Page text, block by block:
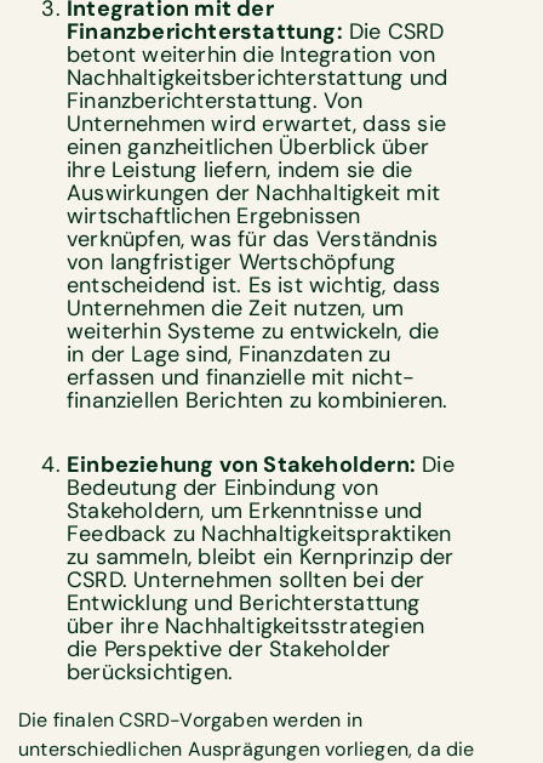
Integration mit der
Finanzberichterstattung: Die CSRD
betont weiterhin die Integration von
Nachhaltigkeitsberichterstattung und
Finanzberichterstattung. Von
Unternehmen wird erwartet, dass sie
einen ganzheitlichen Überblick über
ihre Leistung liefern, indem sie die
Auswirkungen der Nachhaltigkeit mit
wirtschaftlichen Ergebnissen
verknüpfen, was für das Verständnis
von langfristiger Wertschöpfung
entscheidend ist. Es ist wichtig, dass
Unternehmen die Zeit nutzen, um
weiterhin Systeme zu entwickeln, die
in der Lage sind, Finanzdaten zu
erfassen und finanzielle mit nicht-
finanziellen Berichten zu kombinieren.
Einbeziehung von Stakeholdern: Die
Bedeutung der Einbindung von
Stakeholdern, um Erkenntnisse und
Feedback zu Nachhaltigkeitspraktiken
zu sammeln, bleibt ein Kernprinzip der
CSRD. Unternehmen sollten bei der
Entwicklung und Berichterstattung
über ihre Nachhaltigkeitsstrategien
die Perspektive der Stakeholder
berücksichtigen.
Die finalen CSRD-Vorgaben werden in
unterschiedlichen Ausprägungen vorliegen, da die